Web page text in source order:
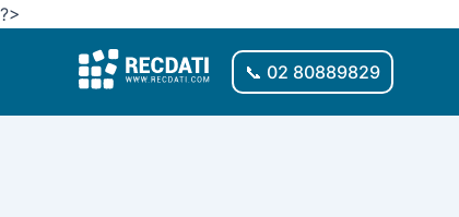
?>
contenuto
📞 02 80889829